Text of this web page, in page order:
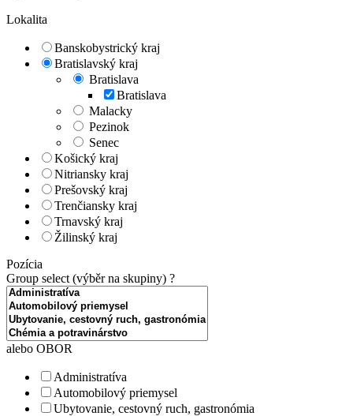
Lokalita
Banskobystrický kraj
Bratislavský kraj
Bratislava
Bratislava
Malacky
Pezinok
Senec
Košický kraj
Nitriansky kraj
Prešovský kraj
Trenčiansky kraj
Trnavský kraj
Žilinský kraj
Pozícia
Group select (výběr na skupiny) ?
alebo OBOR
Administratíva
Automobilový priemysel
Ubytovanie, cestovný ruch, gastronómia